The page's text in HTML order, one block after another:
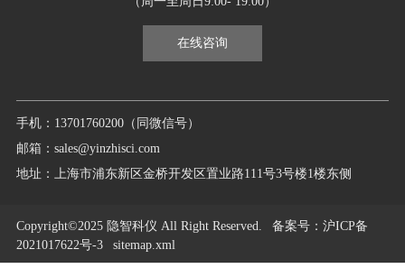
手机：13701760200（同微信号）
邮箱：sales@yinzhisci.com
地址：上海市浦东新区金桥开发区置业路111号3号楼1楼东侧
在线咨询
Copyright©2025 隐智科仪 All Right Reserved. 备案号：沪ICP备
2021017622号-3
sitemap.xml